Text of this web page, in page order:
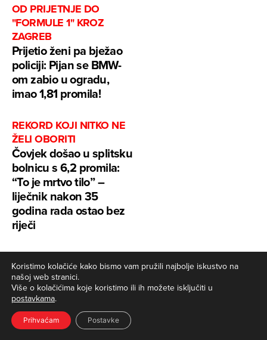
OD PRIJETNJE DO
"FORMULE 1" KROZ
ZAGREB
Prijetio ženi pa bježao
policiji: Pijan se BMW-
om zabio u ogradu,
imao 1,81 promila!
REKORD KOJI NITKO NE
ŽELI OBORITI
Čovjek došao u splitsku
bolnicu s 6,2 promila:
“To je mrtvo tilo” –
liječnik nakon 35
godina rada ostao bez
riječi
LEGENDARNI USPON NA
LEGENDARNIM
MOTORIMA
Ivan Benko i ekipa na
Tomosima osvojili
Stelvio: “Pljeskali su
Koristimo kolačiće kako bismo vam pružili najbolje iskustvo na
našoj web stranici.
Više o kolačićima koje koristimo ili ih možete isključiti u
postavkama.
Prihvaćam Postavke